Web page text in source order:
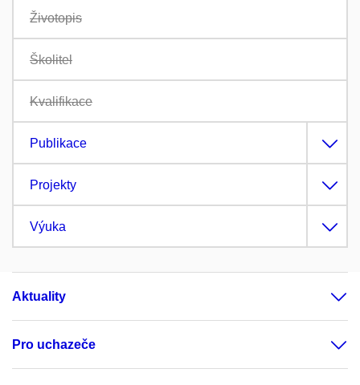
Životopis
Školitel
Kvalifikace
Publikace
Projekty
Výuka
Aktuality
Pro uchazeče